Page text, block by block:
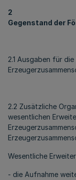
2
Gegenstand der
2.1 Ausgaben für
2.2 Zusätzliche
wesentlichen
Wesentliche
- die Aufnahme